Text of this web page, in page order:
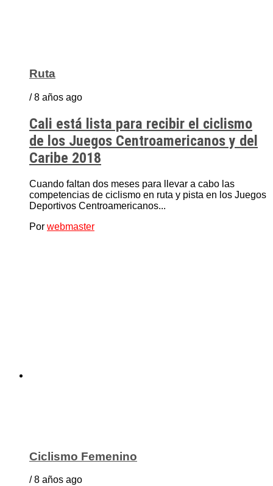
Ruta
/ 8 años ago
Cali está lista para recibir el ciclismo
de los Juegos Centroamericanos y del
Caribe 2018
Cuando faltan dos meses para llevar a cabo las
competencias de ciclismo en ruta y pista en los Juegos
Deportivos Centroamericanos...
Por webmaster
Ciclismo Femenino
/ 8 años ago